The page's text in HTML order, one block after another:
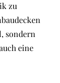
zu
sondern
eine